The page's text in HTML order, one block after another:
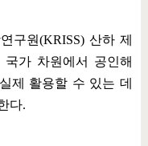
구원(KRISS)산하 제
가 차원에서 공인해
제 활용할 수 있는 데
다.